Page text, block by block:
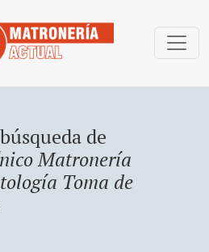
de
Matronería
Toma de